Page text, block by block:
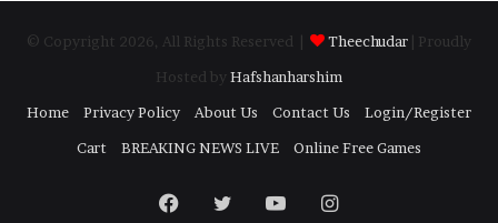
© Copyright 2026, All Rights Reserved | Theechudar | Proudly
Hosted by Hafshanharshim
Home
Privacy Policy About Us Contact Us
Login/Register
Cart
BREAKING NEWS LIVE Online Free Games
FacebookTwitter YouTubeInstagram